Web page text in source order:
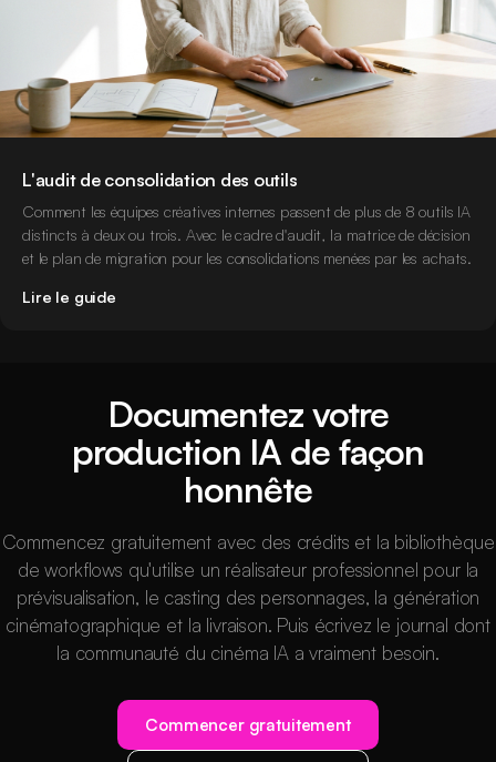
L'audit de consolidation des outils
Comment les équipes créatives internes passent de plus de 8 outils IA
distincts à deux ou trois. Avec le cadre d'audit, la matrice de décision
et le plan de migration pour les consolidations menées par les achats.
Lire le guide
Documentez votre
production IA de façon
honnête
Commencez gratuitement avec des crédits et la bibliothèque
de workflows qu'utilise un réalisateur professionnel pour la
prévisualisation, le casting des personnages, la génération
cinématographique et la livraison. Puis écrivez le journal dont
la communauté du cinéma IA a vraiment besoin.
Commencer gratuitement